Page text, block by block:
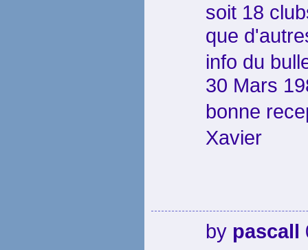
soit 18
que
info du
30 Mars
bonne
Xavier
by pascall